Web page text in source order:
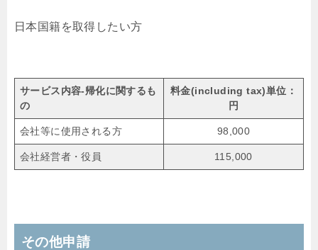
日本国籍を取得したい方
サービス内容-帰化に関するも
の
料金(including tax)単位：
円
会社等に使用される方 98,000
会社経営者・役員 115,000
その他申請